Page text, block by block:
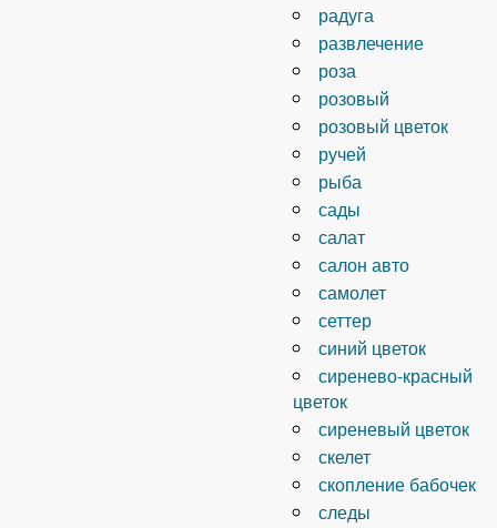
радуга
развлечение
роза
розовый
розовый цветок
ручей
рыба
сады
салат
салон авто
самолет
сеттер
синий цветок
сиренево-красный
цветок
сиреневый цветок
скелет
скопление бабочек
следы